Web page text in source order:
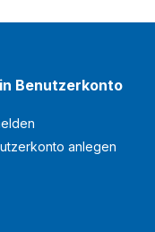
Benutzerkonto
anlegen